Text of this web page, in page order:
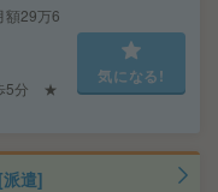
29万6
5分 ★
気になる!
遣]